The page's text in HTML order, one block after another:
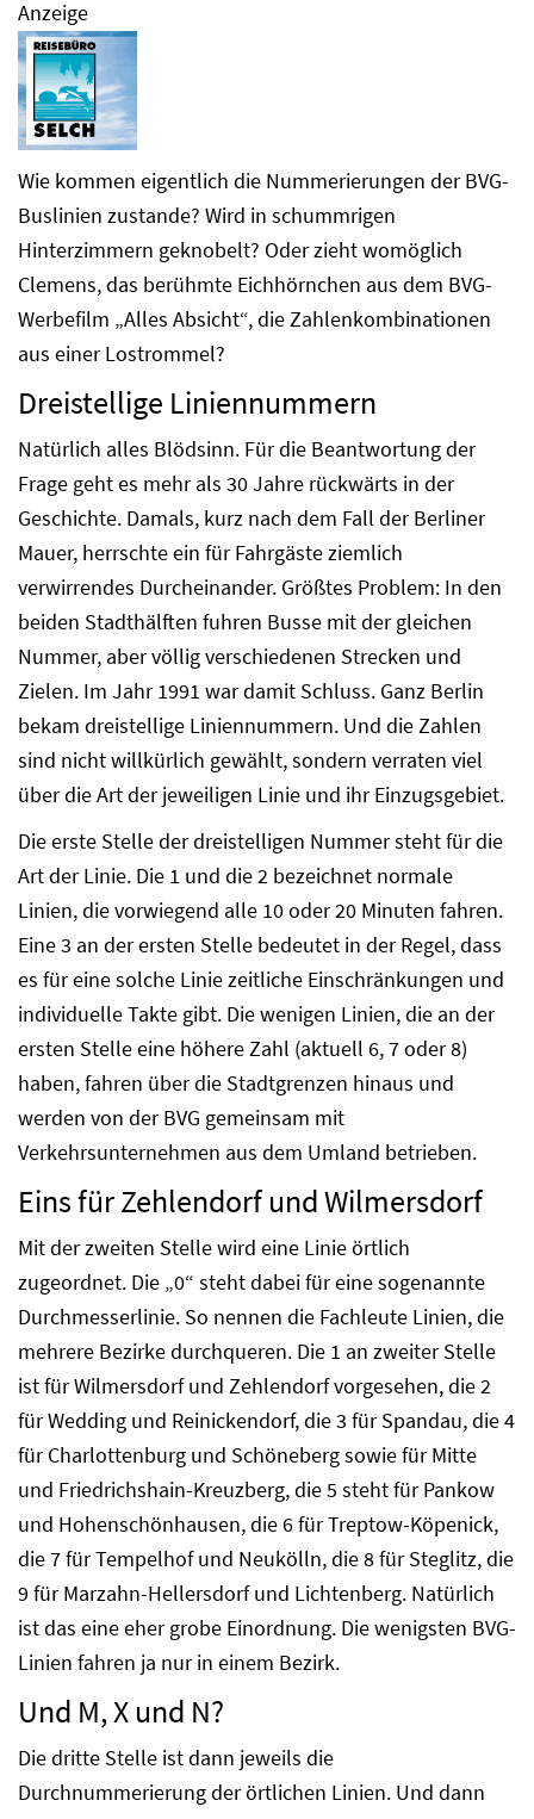
Anzeige
Wie kommen eigentlich die Nummerierungen der BVG-
Buslinien zustande? Wird in schummrigen
Hinterzimmern geknobelt? Oder zieht womöglich
Clemens, das berühmte Eichhörnchen aus dem BVG-
Werbefilm „Alles Absicht“, die Zahlenkombinationen
aus einer Lostrommel?
Dreistellige Liniennummern
Natürlich alles Blödsinn. Für die Beantwortung der
Frage geht es mehr als 30 Jahre rückwärts in der
Geschichte. Damals, kurz nach dem Fall der Berliner
Mauer, herrschte ein für Fahrgäste ziemlich
verwirrendes Durcheinander. Größtes Problem: In den
beiden Stadthälften fuhren Busse mit der gleichen
Nummer, aber völlig verschiedenen Strecken und
Zielen. Im Jahr 1991 war damit Schluss. Ganz Berlin
bekam dreistellige Liniennummern. Und die Zahlen
sind nicht willkürlich gewählt, sondern verraten viel
über die Art der jeweiligen Linie und ihr Einzugsgebiet.
Die erste Stelle der dreistelligen Nummer steht für die
Art der Linie. Die 1 und die 2 bezeichnet normale
Linien, die vorwiegend alle 10 oder 20 Minuten fahren.
Eine 3 an der ersten Stelle bedeutet in der Regel, dass
es für eine solche Linie zeitliche Einschränkungen und
individuelle Takte gibt. Die wenigen Linien, die an der
ersten Stelle eine höhere Zahl (aktuell 6, 7 oder 8)
haben, fahren über die Stadtgrenzen hinaus und
werden von der BVG gemeinsam mit
Verkehrsunternehmen aus dem Umland betrieben.
Eins für Zehlendorf und Wilmersdorf
Mit der zweiten Stelle wird eine Linie örtlich
zugeordnet. Die „0“ steht dabei für eine sogenannte
Durchmesserlinie. So nennen die Fachleute Linien, die
mehrere Bezirke durchqueren. Die 1 an zweiter Stelle
ist für Wilmersdorf und Zehlendorf vorgesehen, die 2
für Wedding und Reinickendorf, die 3 für Spandau, die 4
für Charlottenburg und Schöneberg sowie für Mitte
und Friedrichshain-Kreuzberg, die 5 steht für Pankow
und Hohenschönhausen, die 6 für Treptow-Köpenick,
die 7 für Tempelhof und Neukölln, die 8 für Steglitz, die
9 für Marzahn-Hellersdorf und Lichtenberg. Natürlich
ist das eine eher grobe Einordnung. Die wenigsten BVG-
Linien fahren ja nur in einem Bezirk.
Und M, X und N?
Die dritte Stelle ist dann jeweils die
Durchnummerierung der örtlichen Linien. Und dann